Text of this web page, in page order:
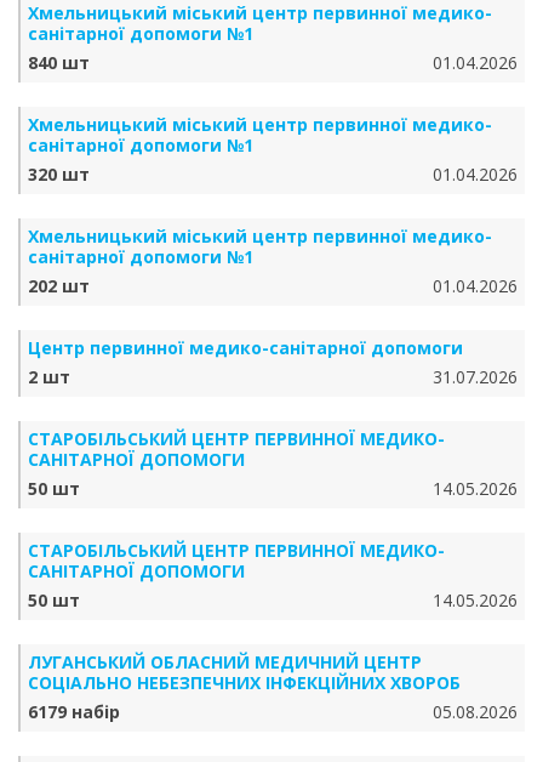
Хмельницький міський центр первинної медико-
санітарної допомоги №1
840 шт
01.04.2026
Хмельницький міський центр первинної медико-
санітарної допомоги №1
320 шт
01.04.2026
Хмельницький міський центр первинної медико-
санітарної допомоги №1
202 шт
01.04.2026
Центр первинної медико-санітарної допомоги
2 шт
31.07.2026
СТАРОБІЛЬСЬКИЙ ЦЕНТР ПЕРВИННОЇ МЕДИКО-
САНІТАРНОЇ ДОПОМОГИ
50 шт
14.05.2026
СТАРОБІЛЬСЬКИЙ ЦЕНТР ПЕРВИННОЇ МЕДИКО-
САНІТАРНОЇ ДОПОМОГИ
50 шт
14.05.2026
ЛУГАНСЬКИЙ ОБЛАСНИЙ МЕДИЧНИЙ ЦЕНТР
СОЦІАЛЬНО НЕБЕЗПЕЧНИХ ІНФЕКЦІЙНИХ ХВОРОБ
6179 набір
05.08.2026